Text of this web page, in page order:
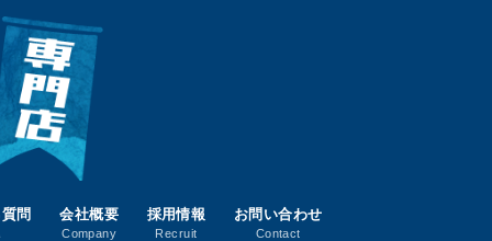
問 会社概要
Company
採用情報
Recruit
お問い合わせ
Contact